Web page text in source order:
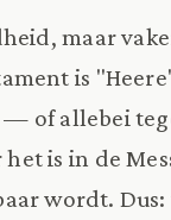
maar
is
of allebei
is in de
wordt.